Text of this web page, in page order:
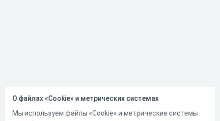
О файлах «Cookie» и метрических системах
Мы используем файлы «Cookie» и метрические системы